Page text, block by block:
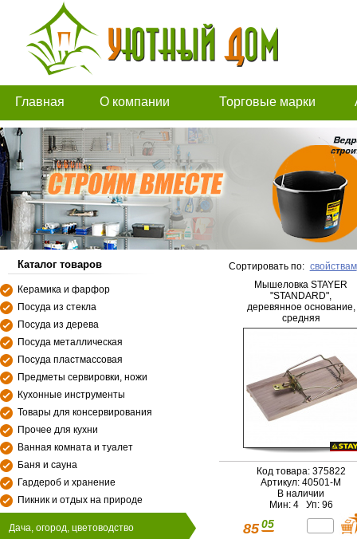
Главная О компании Торговые марки
Каталог товаров
Керамика и фарфор
Посуда из стекла
Посуда из дерева
Посуда металлическая
Посуда пластмассовая
Предметы сервировки, ножи
Кухонные инструменты
Товары для консервирования
Прочее для кухни
Ванная комната и туалет
Баня и сауна
Гардероб и хранение
Пикник и отдых на природе
Дача, огород, цветоводство
Сортировать по: свойствам
Мышеловка STAYER
"STANDARD",
деревянное основание,
средняя
Код товара: 375822
Артикул: 40501-M
В наличии
Мин: 4 Уп: 96
85 05